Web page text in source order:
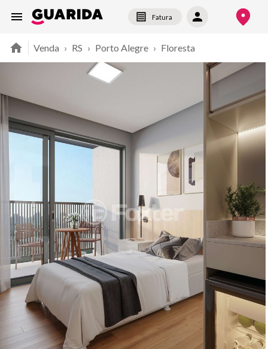
Fatura
Venda › RS › Porto Alegre › Floresta